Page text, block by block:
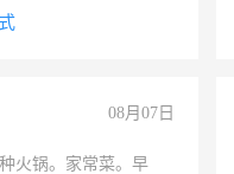
08月07日
火锅。家常菜。早